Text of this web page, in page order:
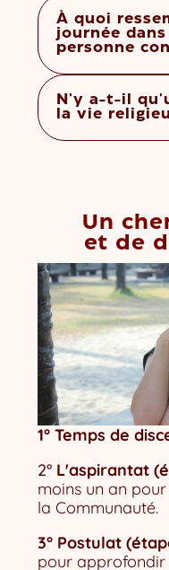
À quoi
journée
personne
N'y a-t-il
la vie
Un
et de
1° Temps de
2° L'aspirantat
moins un an
la Communauté.
3° Postulat
pour approfondir